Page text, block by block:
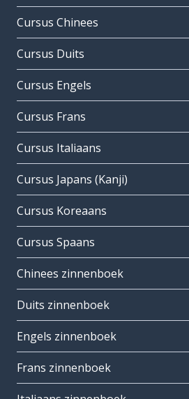
Cursus Chinees
Cursus Duits
Cursus Engels
Cursus Frans
Cursus Italiaans
Cursus Japans (Kanji)
Cursus Koreaans
Cursus Spaans
Chinees zinnenboek
Duits zinnenboek
Engels zinnenboek
Frans zinnenboek